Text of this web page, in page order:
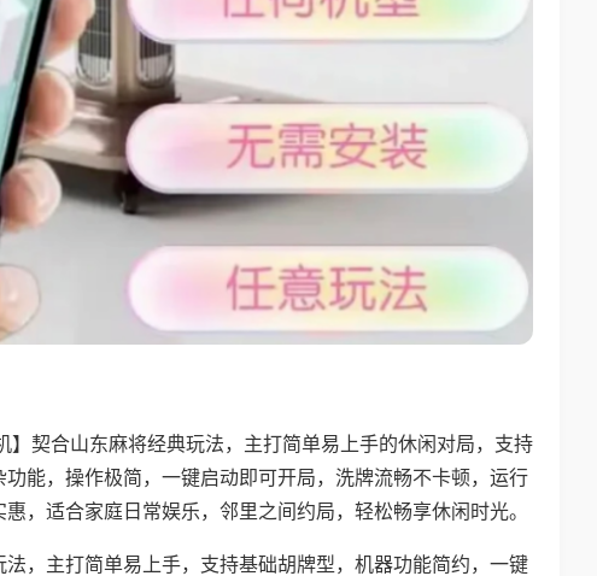
】契合山东麻将经典玩法，主打简单易上手的休闲对局，支持
能，操作极简，一键启动即可开局，洗牌流畅不卡顿，运行
，适合家庭日常娱乐，邻里之间约局，轻松畅享休闲时光。
，主打简单易上手，支持基础胡牌型，机器功能简约，一键